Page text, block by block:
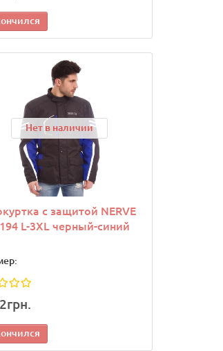
Нет в наличии
с защитой NERVE
L-3XL черный-синий